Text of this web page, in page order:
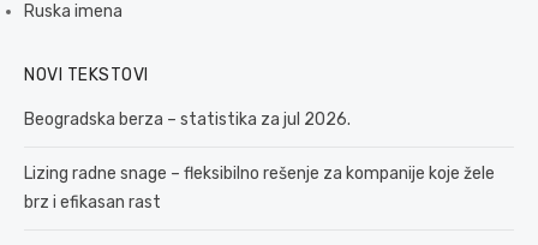
Ruska imena
NOVI TEKSTOVI
Beogradska berza – statistika za jul 2026.
Lizing radne snage – fleksibilno rešenje za kompanije koje žele
brz i efikasan rast